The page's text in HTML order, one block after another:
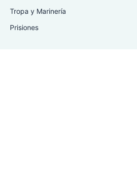
Tropa y Marinería
Prisiones